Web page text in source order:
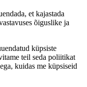
et kajastada
õiguslike ja
küpsiste
teil seda poliitikat
kuidas me küpsiseid